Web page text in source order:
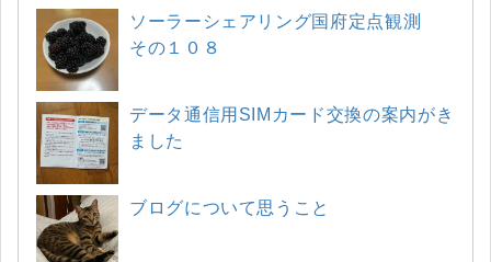
ソーラーシェアリング国府定点観測
その１０８
データ通信用SIMカード交換の案内がき
ました
ブログについて思うこと